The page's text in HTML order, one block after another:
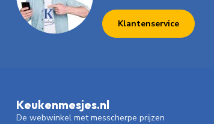
Klantenservice
Keukenmesjes.nl
De webwinkel met messcherpe prijzen